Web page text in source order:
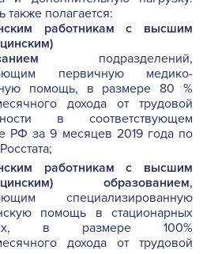
также полагается:
работникам с высшим
подразделений,
первичную медико-
помощь, в размере 80 %
дохода от трудовой
в соответствующем
РФ за 9 месяцев 2019 года по
работникам с высшим
образованием,
специализированную
помощь в стационарных
в размере 100%
дохода от трудовой